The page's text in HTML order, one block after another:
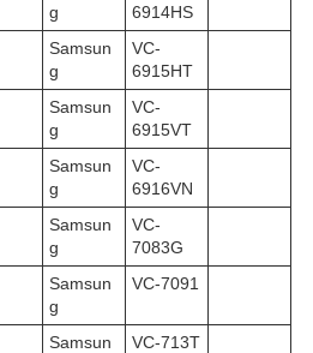
g
6914HS
Samsun
g
VC-
6915HT
Samsun
g
VC-
6915VT
Samsun
g
VC-
6916VN
Samsun
g
VC-
7083G
Samsun
g
VC-7091
Samsun
VC-713T